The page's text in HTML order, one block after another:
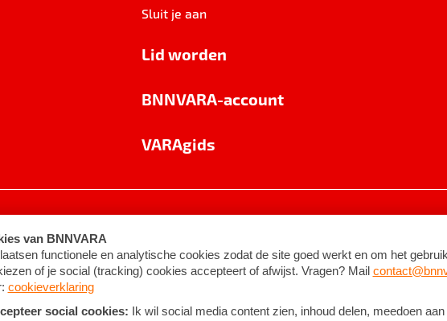
Sluit je aan
Lid worden
BNNVARA-account
VARAgids
Algemene voorwaarden ©2026BNNVARA